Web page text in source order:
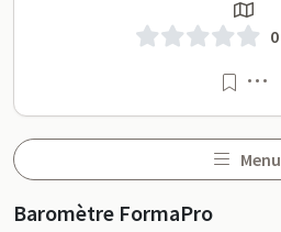
0
Menu
Profil
Baromètre FormaPro